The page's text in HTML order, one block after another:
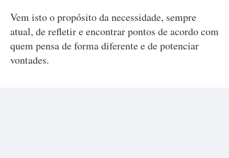
Vem isto o propósito da necessidade, sempre
atual, de refletir e encontrar pontos de acordo com
quem pensa de forma diferente e de potenciar
vontades.